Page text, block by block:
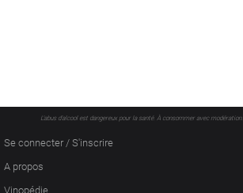
L'abus d'alcool est dangereux pour la santé. À consommer avec modération.
Se connecter / S'inscrire
A propos
Vinopédie